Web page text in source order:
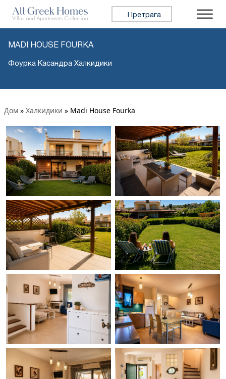
Претражи:
MADI HOUSE FOURKA
Фоурка Касандра Халкидики
Дом » Халкидики » Madi House Fourka